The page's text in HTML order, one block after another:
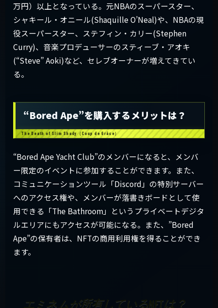
万円）以上となっている。元NBAのスーパースター、
シャキール・オニール(Shaquille O’Neal)や、NBAの現
役スーパースター、ステフィン・カリー(Stephen
Curry)、音楽プロデューサーのスティーブ・アオキ
(“Steve” Aoki)など、セレブオーナーが増えてきてい
る。
“Bored Ape”を購入するメリットは？
“Bored Ape Yacht Club”のメンバーになると、メンバ
ー限定のイベントに参加することができます。また、
コミュニケーションツール「Discord」の特別サーバー
へのアクセス権や、メンバーが落書きボードとして使
用できる「The Bathroom」というプライベートデジタ
ルエリアにもアクセスが可能になる。また、”Bored
Ape”の保有者は、NFTの商用利用権を得ることができ
ます。
エミネムが所有しているNFTは？